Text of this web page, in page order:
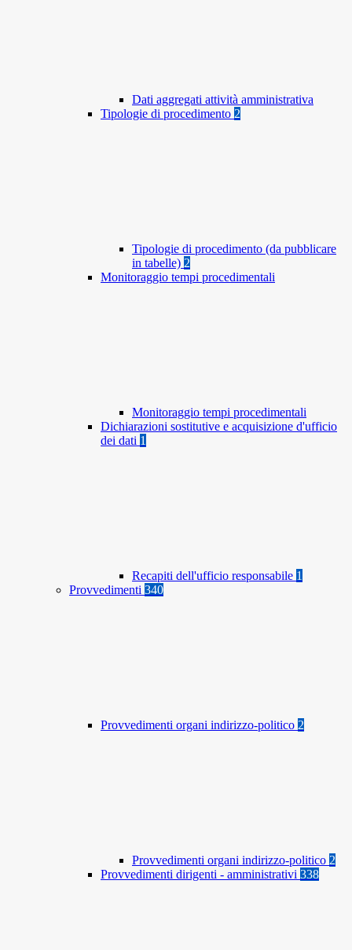
Dati aggregati attività amministrativa
Tipologie di procedimento 2
Tipologie di procedimento (da pubblicare
in tabelle) 2
Monitoraggio tempi procedimentali
Monitoraggio tempi procedimentali
Dichiarazioni sostitutive e acquisizione d'ufficio
dei dati 1
Recapiti dell'ufficio responsabile 1
Provvedimenti 340
Provvedimenti organi indirizzo-politico 2
Provvedimenti organi indirizzo-politico 2
Provvedimenti dirigenti - amministrativi 338